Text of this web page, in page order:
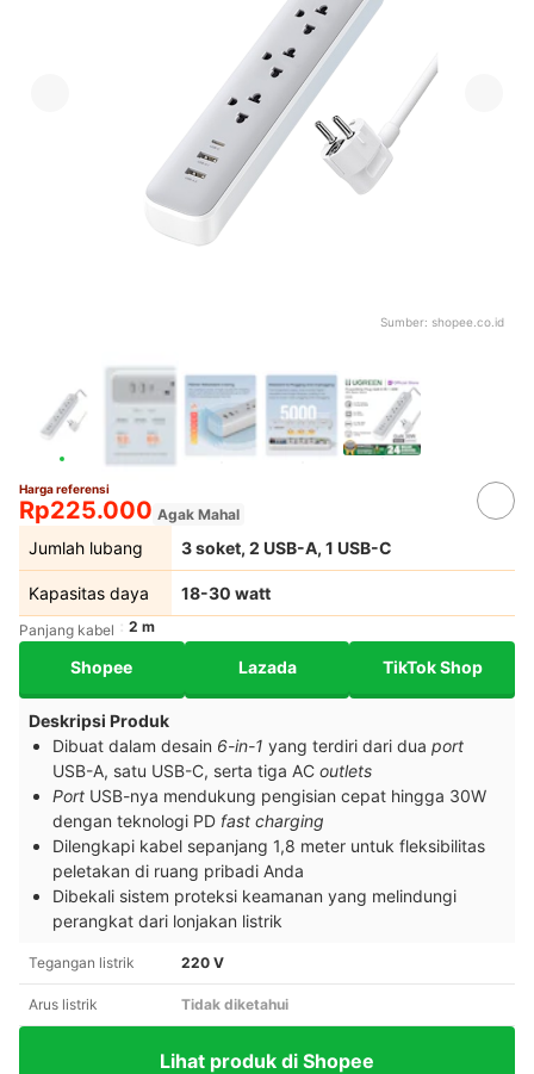
Sumber: shopee.co.id
Harga referensi
Rp225.000 Agak Mahal
Jumlah lubang 3 soket, 2 USB-A, 1 USB-C
Kapasitas daya 18-30 watt
Panjang kabel 2 m
Shopee Lazada TikTok Shop
Deskripsi Produk
Dibuat dalam desain 6-in-1 yang terdiri dari dua port
USB-A, satu USB-C, serta tiga AC outlets
Port USB-nya mendukung pengisian cepat hingga 30W
dengan teknologi PD fast charging
Dilengkapi kabel sepanjang 1,8 meter untuk fleksibilitas
peletakan di ruang pribadi Anda
Dibekali sistem proteksi keamanan yang melindungi
perangkat dari lonjakan listrik
Tegangan listrik 220 V
Arus listrik Tidak diketahui
Lihat produk di Shopee